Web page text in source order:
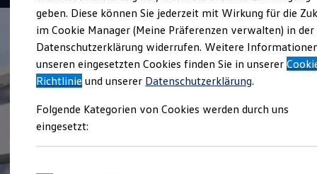
Auf- und Umbauten entdecken & konfigurieren
Groß- und Sonderkunden
Großkunden
Kommunen & Behörden
Journalisten
Sportvereine
Branchenlösungen
Gewerbliche Personenbeförderung
Service & mobile Werkstätten
Kühlfahrzeuge
geben. Diese können Sie jederzeit mit Wirkung für die
im Cookie Manager (Meine Präferenzen verwalten) in der
Datenschutzerklärung widerrufen. Weitere
unseren eingesetzten Cookies finden Sie in unserer
Richtlinie und unserer Datenschutzerklärung.
Folgende Kategorien von Cookies werden durch uns
eingesetzt: